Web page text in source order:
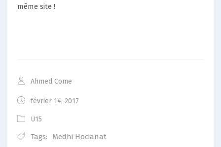
même site !
Ahmed Come
février 14, 2017
U15
Tags: Medhi Hocianat